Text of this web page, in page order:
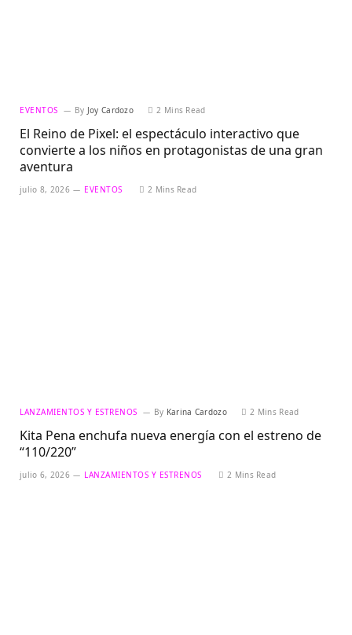
EVENTOS By Joy Cardozo 2 Mins Read
El Reino de Pixel: el espectáculo interactivo que
convierte a los niños en protagonistas de una gran
aventura
julio 8, 2026 EVENTOS 2 Mins Read
LANZAMIENTOS Y ESTRENOS By Karina Cardozo 2 Mins Read
Kita Pena enchufa nueva energía con el estreno de
“110/220”
julio 6, 2026 LANZAMIENTOS Y ESTRENOS 2 Mins Read